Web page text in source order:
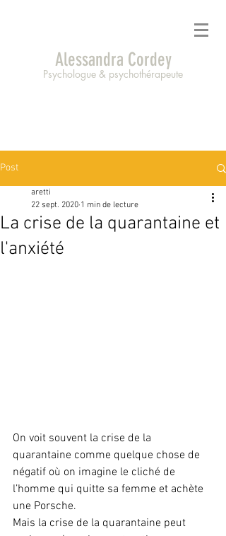
Alessandra Cordey
Psychologue & psychothérapeute
Post
La crise de la quarantaine et
l'anxiété
aretti
22 sept. 2020 1 min de lecture
On voit souvent la crise de la
quarantaine comme quelque chose de
négatif où on imagine le cliché de
l’homme qui quitte sa femme et achète
une Porsche.
Mais la crise de la quarantaine peut